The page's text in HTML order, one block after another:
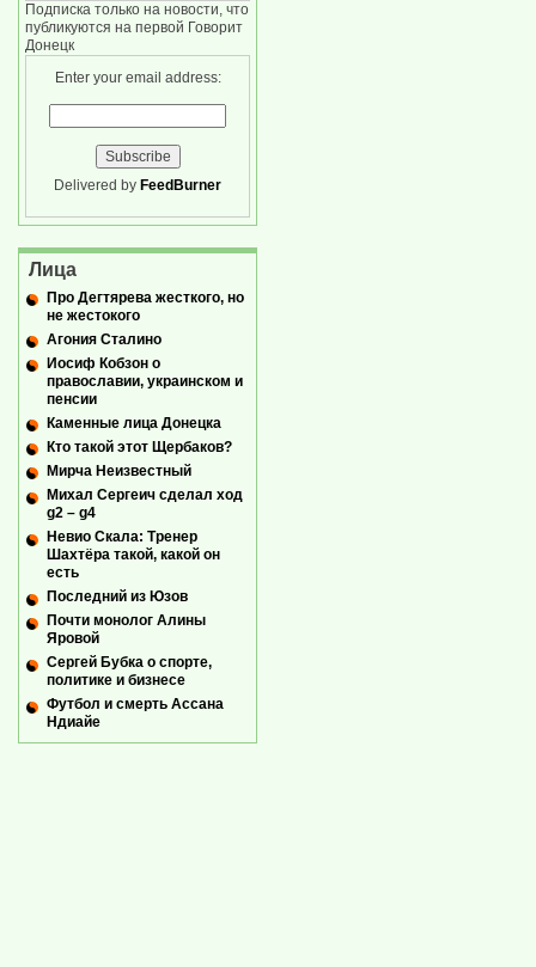
Подписка только на новости, что
публикуются на первой Говорит
Донецк
Enter your email address:
Delivered by FeedBurner
Лица
Про Дегтярева жесткого, но
не жестокого
Агония Сталино
Иосиф Кобзон о
православии, украинском и
пенсии
Каменные лица Донецка
Кто такой этот Щербаков?
Мирча Неизвестный
Михал Сергеич сделал ход
g2 – g4
Невио Скала: Тренер
Шахтёра такой, какой он
есть
Последний из Юзов
Почти монолог Алины
Яровой
Сергей Бубка о спорте,
политике и бизнесе
Футбол и смерть Ассана
Ндиайе